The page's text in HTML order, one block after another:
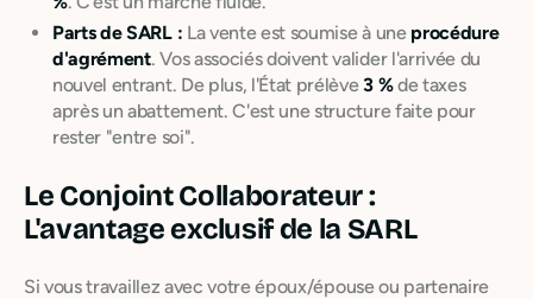
Parts de SARL : La vente est soumise à une procédure
d'agrément. Vos associés doivent valider l'arrivée du
nouvel entrant. De plus, l'État prélève3 %de taxes
après un abattement. C'est une structure faite pour
rester "entre soi".
Le Conjoint Collaborateur :
L'avantage exclusif de la SARL
Si vous travaillez avec votre époux/épouse ou partenaire